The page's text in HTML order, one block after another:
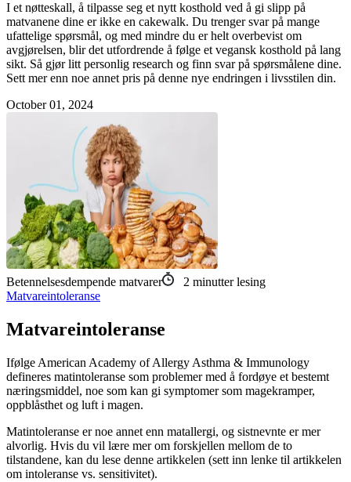
I et nøtteskall, å tilpasse seg et nytt kosthold ved å gi slipp på
matvanene dine er ikke en cakewalk. Du trenger svar på mange
ufattelige spørsmål, og med mindre du er helt overbevist om
avgjørelsen, blir det utfordrende å følge et vegansk kosthold på lang
sikt. Så gjør litt personlig research og finn svar på spørsmålene dine.
Sett mer enn noe annet pris på denne nye endringen i livsstilen din.
October 01, 2024
Betennelsesdempende matvarer 2 minutter lesing
Matvareintoleranse
Matvareintoleranse
Ifølge American Academy of Allergy Asthma & Immunology
defineres matintoleranse som problemer med å fordøye et bestemt
næringsmiddel, noe som kan gi symptomer som magekramper,
oppblåsthet og luft i magen.
Matintoleranse er noe annet enn matallergi, og sistnevnte er mer
alvorlig. Hvis du vil lære mer om forskjellen mellom de to
tilstandene, kan du lese denne artikkelen (sett inn lenke til artikkelen
om intoleranse vs. sensitivitet).